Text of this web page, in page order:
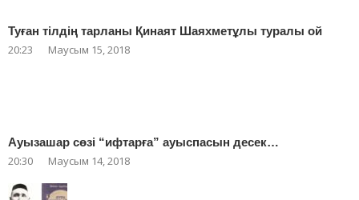
Туған тілдің тарланы Қинаят Шаяхметұлы туралы ой
20:23 Маусым 15, 2018
Ауызашар сөзі “ифтарға” ауыспасын десек…
20:30 Маусым 14, 2018